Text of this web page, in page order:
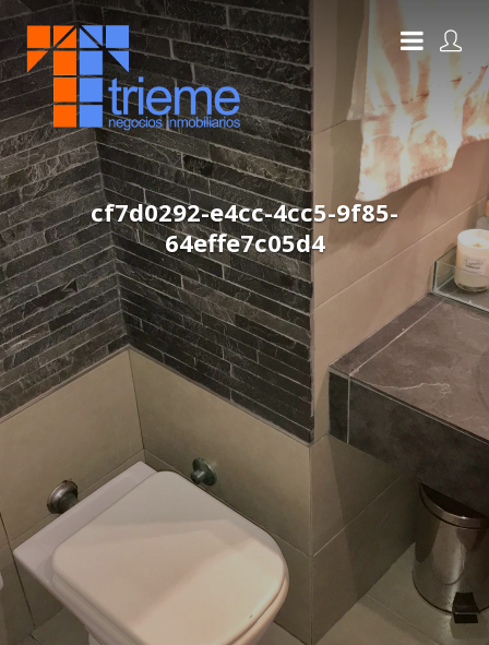
cf7d0292-e4cc-4cc5-9f85-
64effe7c05d4